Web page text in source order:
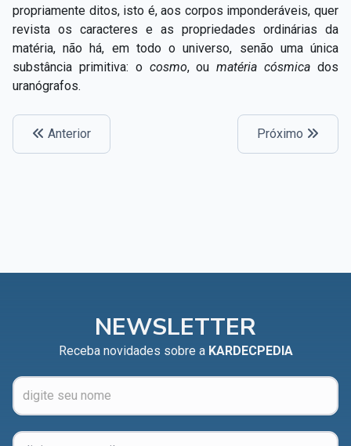
propriamente ditos, isto é, aos corpos imponderáveis, quer
revista os caracteres e as propriedades ordinárias da
matéria, não há, em todo o universo, senão uma única
substância primitiva: o cosmo, oumatéria cósmica dos
uranógrafos.
Anterior Próximo
NEWSLETTER
Receba novidades sobre a KARDECPEDIA